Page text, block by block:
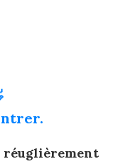
réuglièrement